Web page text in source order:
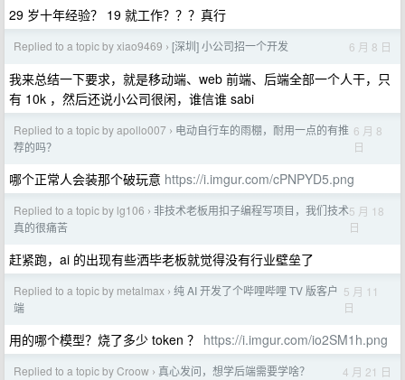
29 岁十年经验？ 19 就工作？？？真行
Replied to a topic by xiao9469 › [深圳] 小公司招一个开发 6 月 8 日
我来总结一下要求，就是移动端、web 前端、后端全部一个人干，只
有 10k ，然后还说小公司很闲，谁信谁 sabi
Replied to a topic by apollo007 › 电动自行车的雨棚，耐用一点的有推
荐的吗？
6 月 8
日
哪个正常人会装那个破玩意 https://i.imgur.com/cPNPYD5.png
Replied to a topic by lg106 › 非技术老板用扣子编程写项目，我们技术
真的很痛苦
5 月 18
日
赶紧跑，ai 的出现有些洒毕老板就觉得没有行业壁垒了
Replied to a topic by metalmax › 纯 AI 开发了个哔哩哔哩 TV 版客户
端
5 月 11
日
用的哪个模型？烧了多少 token ？ https://i.imgur.com/io2SM1h.png
Replied to a topic by Croow › 真心发问，想学后端需要学啥？ 4 月 21 日